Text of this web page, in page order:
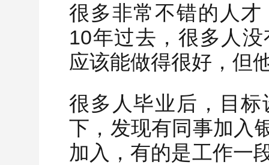
很多非常不错的人
10年过去，很多人
应该能做得很好，但
很多人毕业后，目
下，发现有同事加入
加入，有的是工作一